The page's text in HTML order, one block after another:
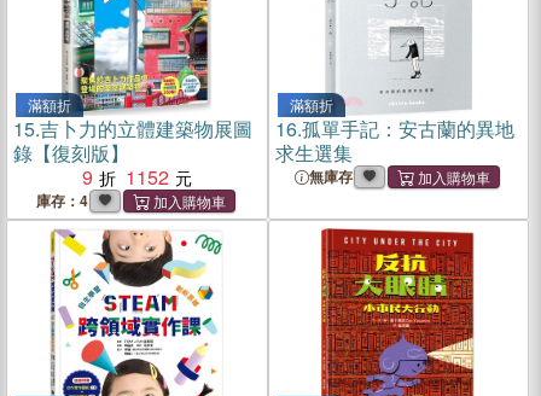
滿額折
15.吉卜力的立體建築物展圖
錄【復刻版】
9
1152
庫存：4
滿額折
16.孤單手記：安古蘭的異地
求生選集
無庫存